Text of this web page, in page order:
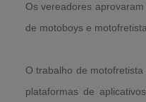
Os vereadores
de motoboys e
O trabalho de
plataformas de